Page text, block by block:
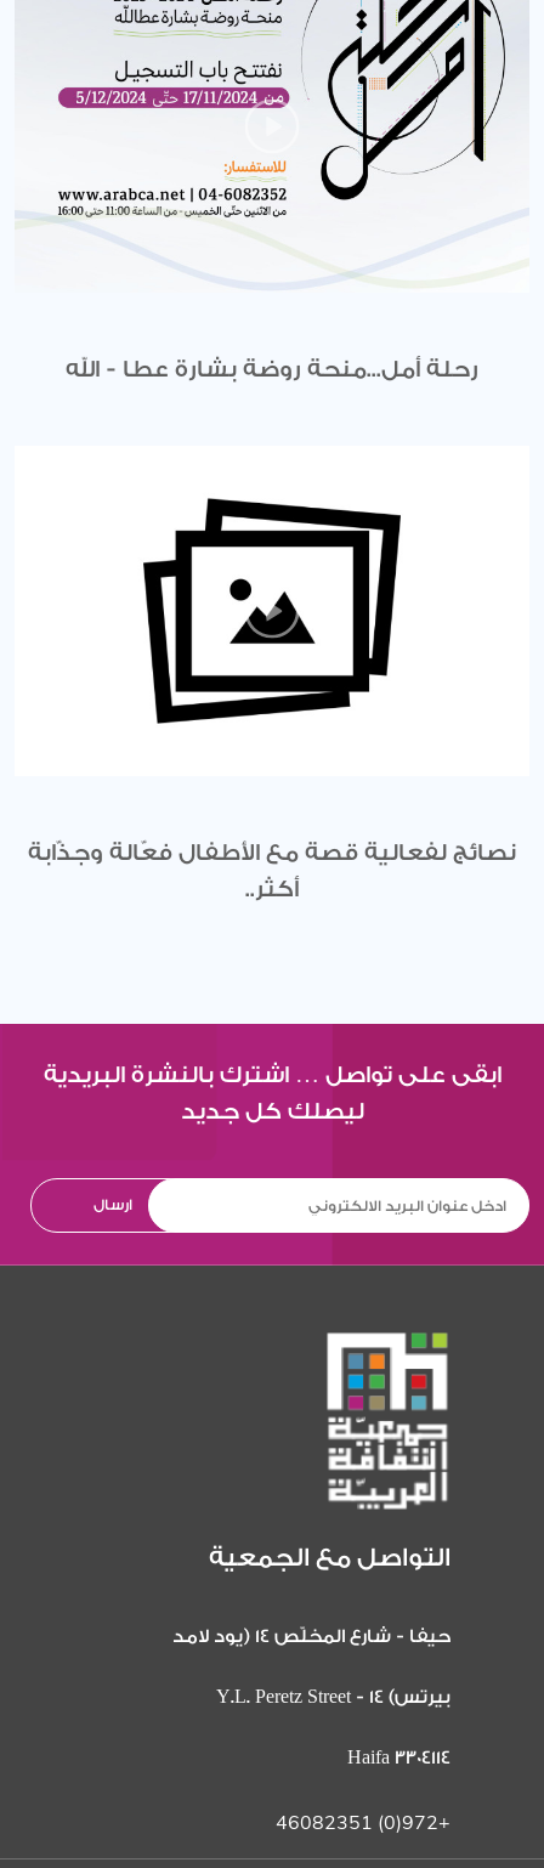
رحلة أمل...منحة روضة بشارة عطا - الله
نصائج لفعالية قصة مع الأطفال فعّالة وجذّابة
أكثر..
ابقى على تواصل … اشترك بالنشرة البريدية
ليصلك كل جديد
التواصل مع الجمعية
حيفا - شارع المخلّص 14 (يود لامد
بيرتس) 14 Y.L. Peretz Street -
Haifa 3304114
+972(0) 46082351